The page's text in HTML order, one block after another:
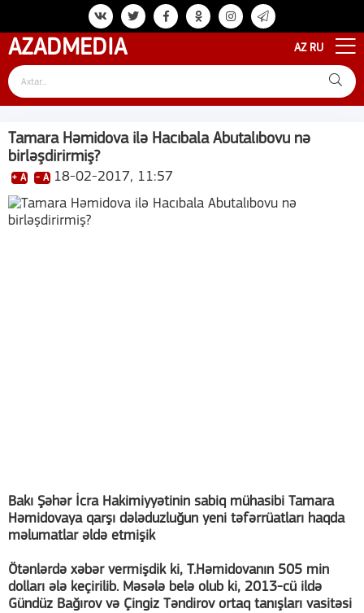
AZADMEDIA AZ RU
Tamara Həmidova ilə Hacıbala Abutalıbovu nə
birləşdirirmiş?
+ A - A 18-02-2017, 11:57
Bakı Şəhər İcra Hakimiyyətinin sabiq mühasibi Tamara
Həmidovaya qarşı dələduzluğun yeni təfərrüatları haqda
məlumatlar əldə etmişik
Ötənlərdə xəbər vermişdik ki, T.Həmidovanın 505 min
dolları ələ keçirilib. Məsələ belə olub ki, 2013-cü ildə
Gündüz Bağırov və Çingiz Təndirov ortaq tanışları vasitəsi